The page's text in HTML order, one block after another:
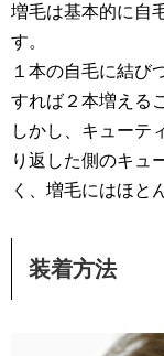
増毛は基本的に自
す。
１本の自毛に結び
すれば２本増える
しかし、キューテ
り返した側のキュ
く、増毛にはほと
装着方法